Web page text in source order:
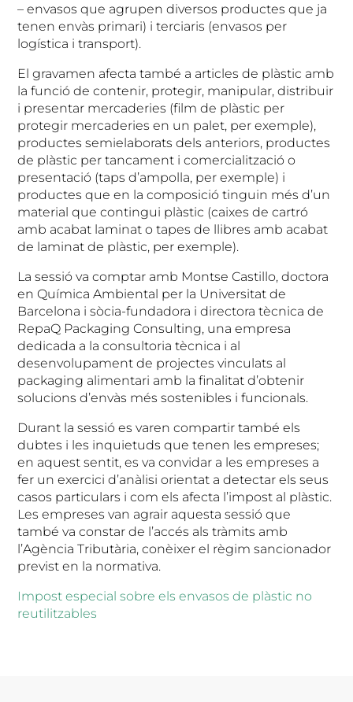
– envasos que agrupen diversos productes que ja
tenen envàs primari) i terciaris (envasos per
logística i transport).
El gravamen afecta també a articles de plàstic amb
la funció de contenir, protegir, manipular, distribuir
i presentar mercaderies (film de plàstic per
protegir mercaderies en un palet, per exemple),
productes semielaborats dels anteriors, productes
de plàstic per tancament i comercialització o
presentació (taps d’ampolla, per exemple) i
productes que en la composició tinguin més d’un
material que contingui plàstic (caixes de cartró
amb acabat laminat o tapes de llibres amb acabat
de laminat de plàstic, per exemple).
La sessió va comptar amb Montse Castillo, doctora
en Química Ambiental per la Universitat de
Barcelona i sòcia-fundadora i directora tècnica de
RepaQ Packaging Consulting, una empresa
dedicada a la consultoria tècnica i al
desenvolupament de projectes vinculats al
packaging alimentari amb la finalitat d’obtenir
solucions d’envàs més sostenibles i funcionals.
Durant la sessió es varen compartir també els
dubtes i les inquietuds que tenen les empreses;
en aquest sentit, es va convidar a les empreses a
fer un exercici d’anàlisi orientat a detectar els seus
casos particulars i com els afecta l’impost al plàstic.
Les empreses van agrair aquesta sessió que
també va constar de l’accés als tràmits amb
l’Agència Tributària, conèixer el règim sancionador
previst en la normativa.
Impost especial sobre els envasos de plàstic no
reutilitzables